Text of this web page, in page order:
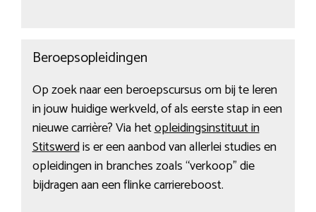
Beroepsopleidingen
Op zoek naar een beroepscursus om bij te leren
in jouw huidige werkveld, of als eerste stap in een
nieuwe carrière? Via hetopleidingsinstituut in
Stitswerdis er een aanbod van allerlei studies en
opleidingen in branches zoals “verkoop” die
bijdragen aan een flinke carriereboost.